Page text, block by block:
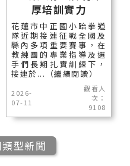
厚培訓實力
花蓮市中正國小跆拳道
隊近期接連征戰全國及
縣內多項重要賽事，在
教練團的專業指導及選
手們長期扎實訓練下，
接連於...（繼續閱讀）
2026-
07-11
觀看人
次：
9108
型新聞